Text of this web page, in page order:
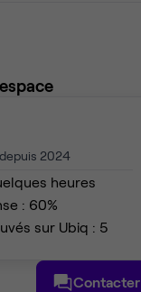
2024
heures
: 60%
sur Ubiq : 5
Contacter